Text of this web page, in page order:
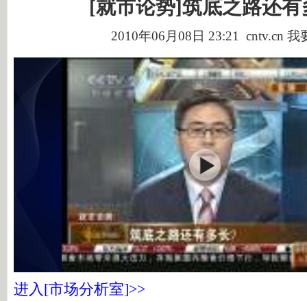
[就市论势]筑底之路还有
2010年06月08日 23:21 cntv.cn 我
进入[市场分析室]>>